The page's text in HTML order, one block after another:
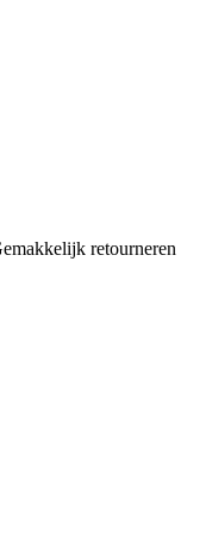
retourneren